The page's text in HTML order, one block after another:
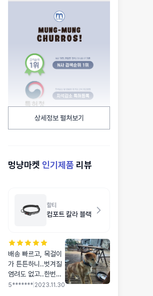
상세정보 펼쳐보기
멍냥마켓 인기제품 리뷰
할티
컴포트 칼라 블랙
배송 빠르고, 목걸이
가 튼튼하니..벗겨질
염려도 없고..한번에
탈착가능하고 이쁘고
5******* 2023.11.30